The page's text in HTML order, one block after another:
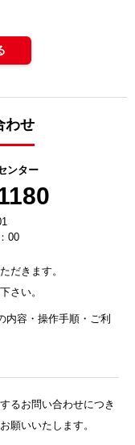
わせ
ンター
00
だきます。
さい。
内容・操作手順・ご利
るお問い合わせにつき
願いいたします。